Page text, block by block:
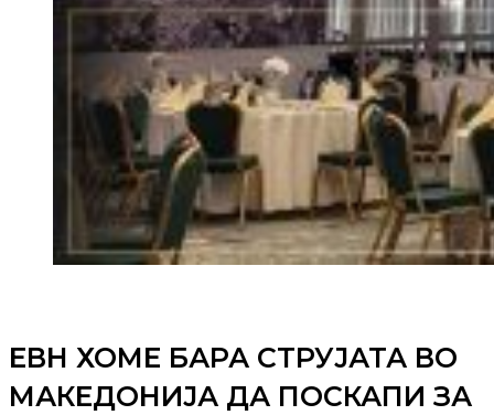
ЕВН ХОМЕ БАРА СТРУЈАТА ВО
МАКЕДОНИЈА ДА ПОСКАПИ ЗА